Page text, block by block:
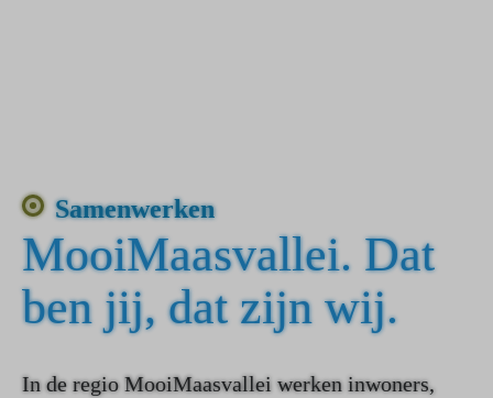
Samenwerken
MooiMaasvallei. Dat
ben jij, dat zijn wij.
In de regio MooiMaasvallei werken inwoners,